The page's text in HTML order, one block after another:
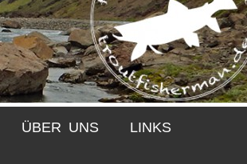
ÜBER UNS LINKS